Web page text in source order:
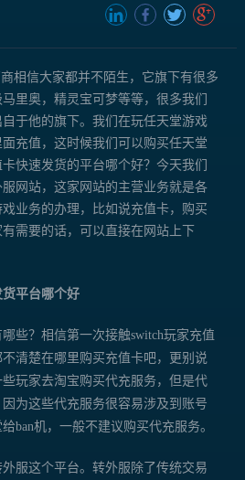
信大家都并不陌生，它旗下有很多
里奥，精灵宝可梦等等，很多我们
于他的旗下。我们在玩任天堂游戏
充值，这时候我们可以购买任天堂
快速发货的平台哪个好？今天我们
网站，这家网站的主营业务就是各
业务的办理，比如说充值卡，购买
需要的话，可以直接在网站上下
平台哪个好
？相信第一次接触switch玩家充值
清楚在哪里购买充值卡吧，更别说
玩家去淘宝购买代充服务，但是代
为这些代充服务很容易涉及到账号
ban机，一般不建议购买代充服务。
这个平台。转外服除了传统交易